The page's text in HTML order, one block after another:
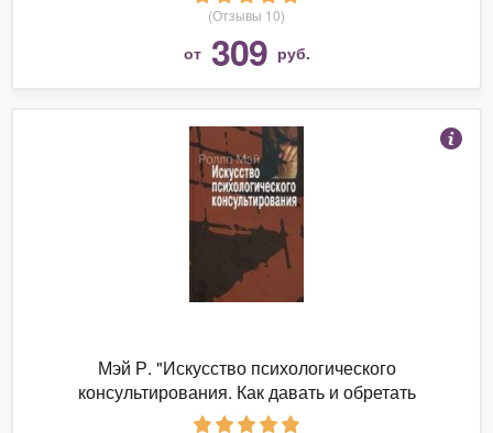
(Отзывы 10)
от 309 руб.
Мэй Р. "Искусство психологического
консультирования. Как давать и обретать
душевное здоровье"